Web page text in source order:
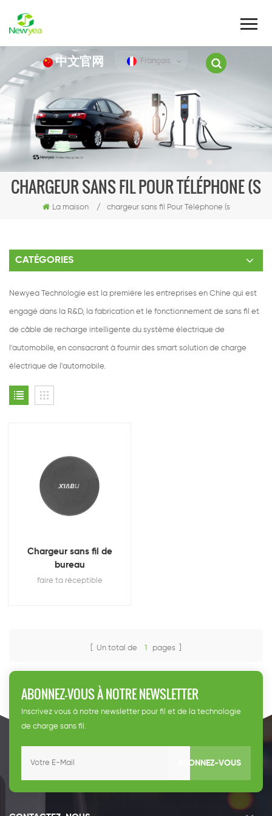
中文官网 Français
CHARGEUR SANS FIL POUR TÉLÉPHONE (S
La maison / chargeur sans fil Pour Téléphone (s
CATÉGORIES
Newyea Technologie est la première les entreprises en Chine qui est
engagé dans la R&D, la fabrication et le fonctionnement de sans fil et
de câble de recharge intelligente du système électrique de
l'automobile, en consacrant à fournir des smart solution de charge
électrique de l'automobile.
Chargeur sans fil de
bureau
faire ta réceptible
[ Un total de 1 pages ]
ABONNEZ-VOUS À NOTRE NEWSLETTER
Inscrivez vous à notre newsletter pour fil et de la technologie
de charge sans fil.
ABONNEZ-VOUS